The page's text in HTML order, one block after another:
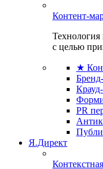
Контент-
с целью
★
PR
Я.Директ